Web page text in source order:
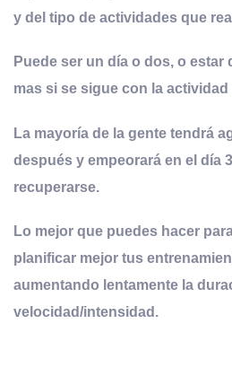
y del tipo de actividades que
Puede ser un día o dos, o estar
mas si se sigue con la
La mayoría de la gente tendrá
después y empeorará en el día
recuperarse.
Lo mejor que puedes hacer
planificar mejor tus
aumentando lentamente la
velocidad/intensidad.